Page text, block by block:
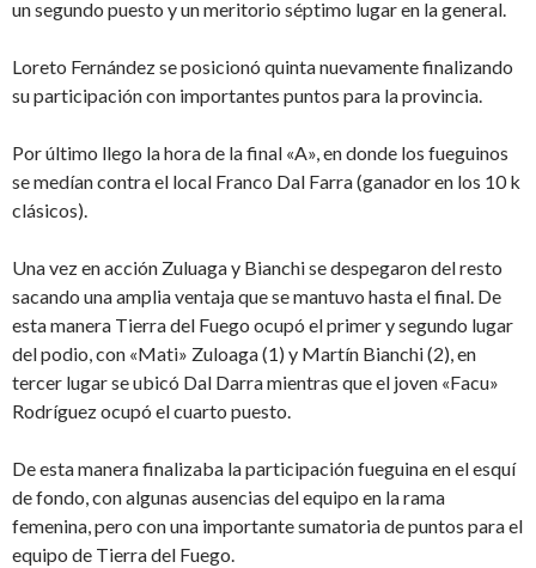
un segundo puesto y un meritorio séptimo lugar en la general.
Loreto Fernández se posicionó quinta nuevamente finalizando
su participación con importantes puntos para la provincia.
Por último llego la hora de la final «A», en donde los fueguinos
se medían contra el local Franco Dal Farra (ganador en los 10 k
clásicos).
Una vez en acción Zuluaga y Bianchi se despegaron del resto
sacando una amplia ventaja que se mantuvo hasta el final. De
esta manera Tierra del Fuego ocupó el primer y segundo lugar
del podio, con «Mati» Zuloaga (1) y Martín Bianchi (2), en
tercer lugar se ubicó Dal Darra mientras que el joven «Facu»
Rodríguez ocupó el cuarto puesto.
De esta manera finalizaba la participación fueguina en el esquí
de fondo, con algunas ausencias del equipo en la rama
femenina, pero con una importante sumatoria de puntos para el
equipo de Tierra del Fuego.